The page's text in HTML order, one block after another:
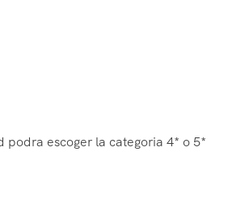
podra escoger la categoria 4* o 5*